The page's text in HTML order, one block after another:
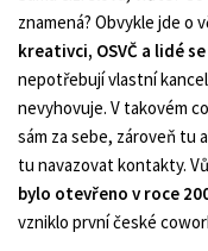
znamená? Obvykle jde o
kreativci, OSVČ a lidé
nepotřebují vlastní
nevyhovuje. V takovém
sám za sebe, zároveň tu
tu navazovat kontakty.
bylo otevřeno v roce
vzniklo první české